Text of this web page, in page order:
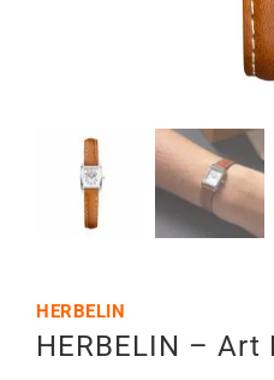
HERBELIN
HERBELIN – Art